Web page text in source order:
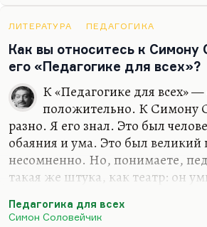
ЛИТЕРАТУРА ПЕДАГОГИКА
Как вы относитесь к Симону
его «Педагогике для всех»?
К «Педагогике для всех» —
положительно. К Симону
разно. Я его знал. Это был
обаяния и ума. Это был великий
несомненно. Но, понимаете,
такая же штука, как театр: он
воспроизвести Мейерхольда
Педагогика для всех
Симон Соловейчик